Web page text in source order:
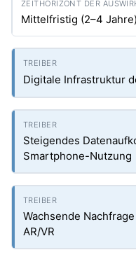
Mittelfristig (2–4 Jahre)
Digitale Infrastruktur
Steigendes
Smartphone-Nutzung
Wachsende
AR/VR